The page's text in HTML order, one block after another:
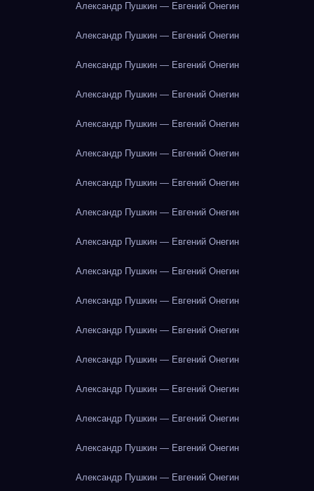
Александр Пушкин — Евгений Онегин
Александр Пушкин — Евгений Онегин
Александр Пушкин — Евгений Онегин
Александр Пушкин — Евгений Онегин
Александр Пушкин — Евгений Онегин
Александр Пушкин — Евгений Онегин
Александр Пушкин — Евгений Онегин
Александр Пушкин — Евгений Онегин
Александр Пушкин — Евгений Онегин
Александр Пушкин — Евгений Онегин
Александр Пушкин — Евгений Онегин
Александр Пушкин — Евгений Онегин
Александр Пушкин — Евгений Онегин
Александр Пушкин — Евгений Онегин
Александр Пушкин — Евгений Онегин
Александр Пушкин — Евгений Онегин
Александр Пушкин — Евгений Онегин